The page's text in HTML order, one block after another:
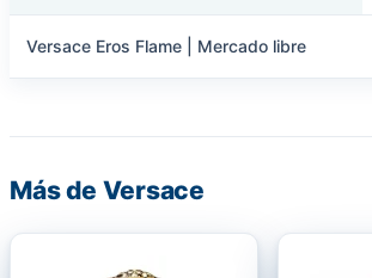
Versace Eros Flame | Mercado libre
Más de Versace